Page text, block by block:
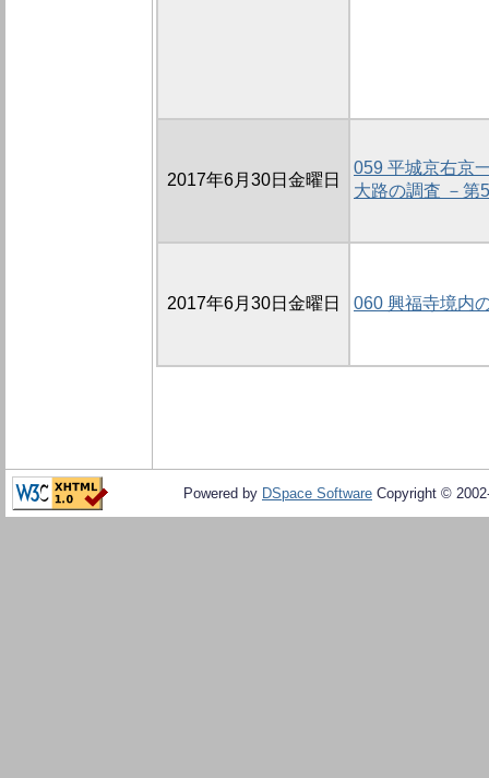
2017年6月30日金曜日
059 平城京右京
大路の調査 －第
2017年6月30日金曜日 060 興福寺境内
Powered by DSpace Software Copyright ©